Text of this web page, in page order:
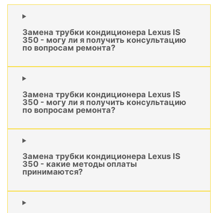
Замена трубки кондиционера Lexus IS
350 - могу ли я получить консультацию
по вопросам ремонта?
Замена трубки кондиционера Lexus IS
350 - могу ли я получить консультацию
по вопросам ремонта?
Замена трубки кондиционера Lexus IS
350 - какие методы оплаты
принимаются?